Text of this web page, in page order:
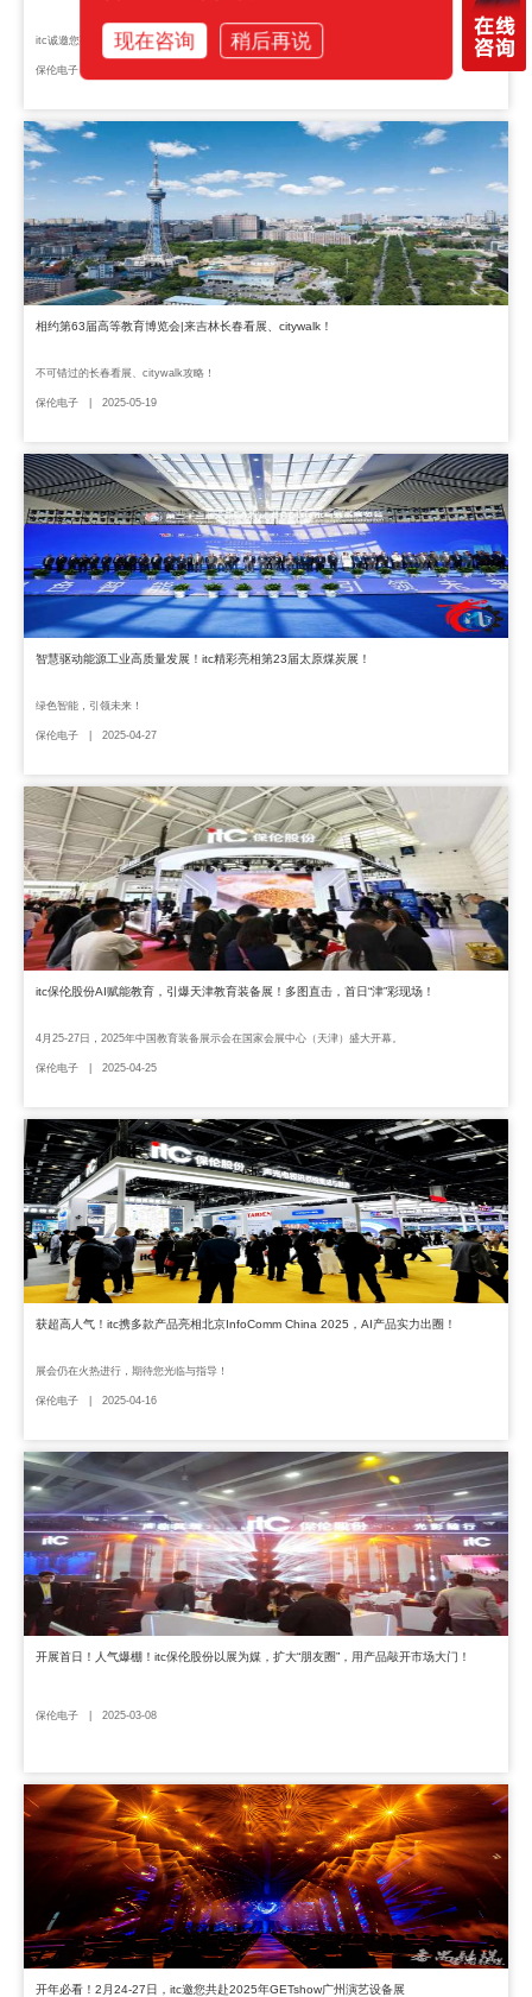
itc诚邀您莅临A区1.2 B02展位参观！
保伦电子 | 2025-05-20
相约第63届高等教育博览会|来吉林长春看展、citywalk！
不可错过的长春看展、citywalk攻略！
保伦电子 | 2025-05-19
智慧驱动能源工业高质量发展！itc精彩亮相第23届太原煤炭展！
绿色智能，引领未来！
保伦电子 | 2025-04-27
itc保伦股份AI赋能教育，引爆天津教育装备展！多图直击，首日“津”彩现场！
4月25-27日，2025年中国教育装备展示会在国家会展中心（天津）盛大开幕。
保伦电子 | 2025-04-25
获超高人气！itc携多款产品亮相北京InfoComm China 2025，AI产品实力出圈！
展会仍在火热进行，期待您光临与指导！
保伦电子 | 2025-04-16
开展首日！人气爆棚！itc保伦股份以展为媒，扩大“朋友圈”，用产品敲开市场大门！
保伦电子 | 2025-03-08
开年必看！2月24-27日，itc邀您共赴2025年GETshow广州演艺设备展
现在咨询 稍后再说